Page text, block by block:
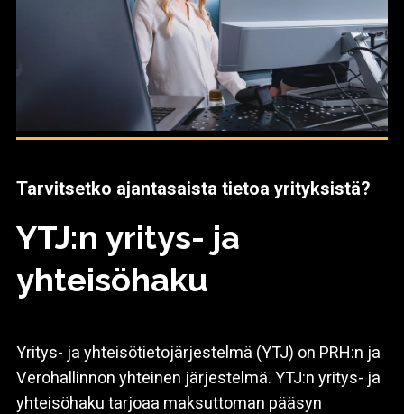
Tarvitsetko ajantasaista tietoa yrityksistä?
YTJ:n yritys- ja
yhteisöhaku
Yritys- ja yhteisötietojärjestelmä (YTJ) on PRH:n ja
Verohallinnon yhteinen järjestelmä. YTJ:n yritys- ja
yhteisöhaku tarjoaa maksuttoman pääsyn